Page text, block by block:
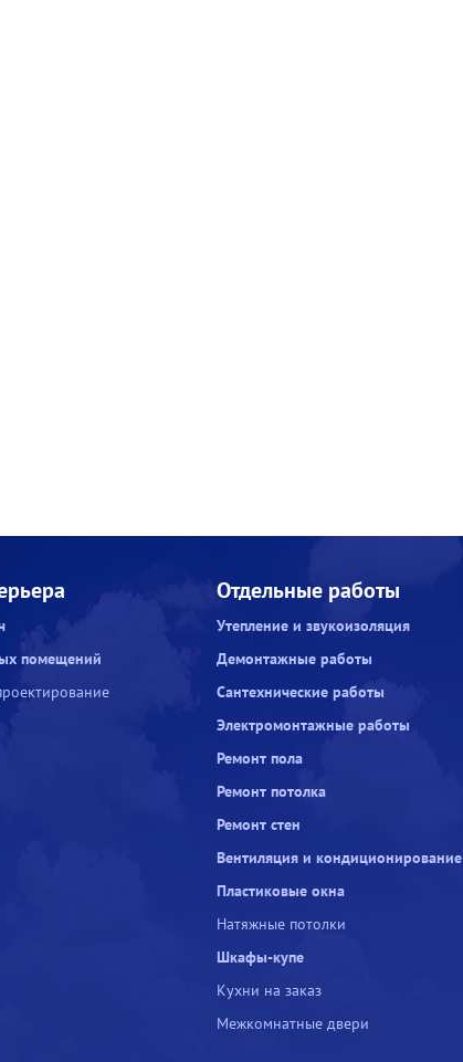
помещений
Отдельные работы
Утепление и звукоизоляция
Демонтажные работы
Сантехнические работы
Электромонтажные работы
Ремонт пола
Ремонт потолка
Ремонт стен
Вентиляция и кондиционирование
Пластиковые окна
Натяжные потолки
Шкафы-купе
Кухни на заказ
Межкомнатные двери